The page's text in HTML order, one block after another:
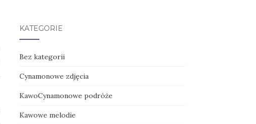
KATEGORIE
Bez kategorii
Cynamonowe zdjęcia
KawoCynamonowe podróże
Kawowe melodie